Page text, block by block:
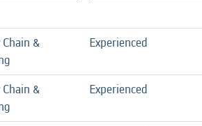
&
Experienced
&
Experienced